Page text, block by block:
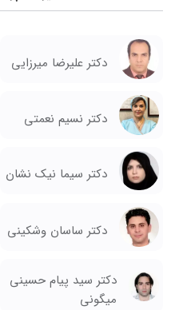
دکتر علیرضا میرزایی
دکتر نسیم نعمتی
دکتر سیما نیک نشان
دکتر ساسان وشکینی
دکتر سید پیام حسینی
میگونی